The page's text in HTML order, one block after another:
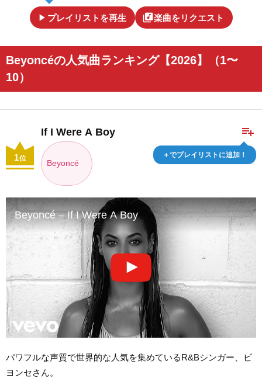
play_arrow プレイリストを再生 library_music楽曲をリクエスト
Beyoncéの人気曲ランキング【2026】（1〜
10）
playlist_add
＋でプレイリストに追加！
If I Were A Boy
Beyoncé
1位
Beyoncé – If I Were A Boy
パワフルな声質で世界的な人気を集めているR&Bシンガー、ビ
ヨンセさん。